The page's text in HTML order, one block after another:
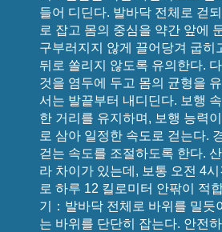
들어 디딘다. 발바닥 전체로 걷
로 잡고 몸의 중심을 약간 앞에
구부러지지 않게 끌어당겨 굽히
뒤로 쏠리지 않도록 유의한다.
것을 염두에 두고 몸의 균형을
서는 발끝부터 내디딘다. 보행
한 거리를 유지하며, 보행 능력
로 삼아 일정한 속도로 걷는다.
걷는 속도를 조절하도록 한다.
라 차이가 있는데, 보통 오전 4
로 하루 12 킬로미터 안팎이 적
기：발바닥 전체로 바위를 밀듯
는 바위를 단단히 잡는다. 안전